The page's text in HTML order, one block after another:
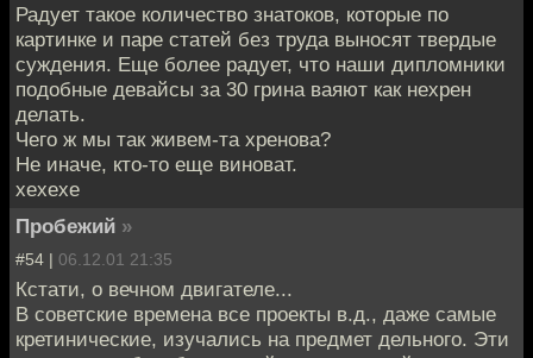
Радует такое количество знатоков, которые по
картинке и паре статей без труда выносят твердые
суждения. Еще более радует, что наши дипломники
подобные девайсы за 30 грина ваяют как нехрен
делать.
Чего ж мы так живем-та хренова?
Не иначе, кто-то еще виноват.
хехехе
Пробежий »
#54 | 06.12.01 21:35
Кстати, о вечном двигателе...
В советские времена все проекты в.д., даже самые
кретинические, изучались на предмет дельного. Эти